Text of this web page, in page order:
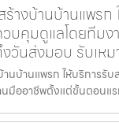
างบ้านบ้านแพรก
บคุมดูแลโดยทีม
วันส่งมอบ รับเหม
นบ้านแพรก ให้บริการรั
มืออาชีพตั้งแต่ขั้นตอนแ